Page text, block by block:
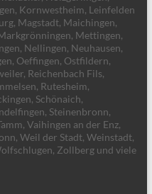
Kornwestheim, Leinfelden
Magstadt, Maichingen,
Mettingen,
Nellingen, Neuhausen,
Oeffingen, Ostfildern,
Reichenbach Fils,
Rutesheim,
Schönaich,
Steinenbronn,
Vaihingen an der Enz,
Weil der Stadt, Weinstadt,
Zollberg und viele